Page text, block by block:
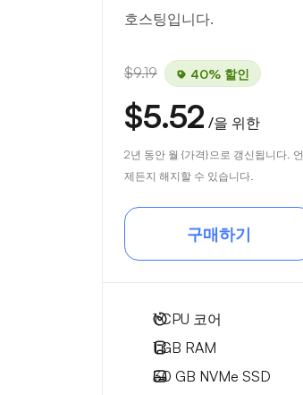
호스팅입니다.
$9.19 40% 할인
$5.52 /을 위한
2년 동안 월 {가격}으로 갱신됩니다. 언
제든지 해지할 수 있습니다.
구매하기
1CPU 코어
1 GB RAM
30 GB NVMe SSD